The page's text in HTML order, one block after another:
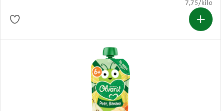
€ 7,75 per
7,75/kilo